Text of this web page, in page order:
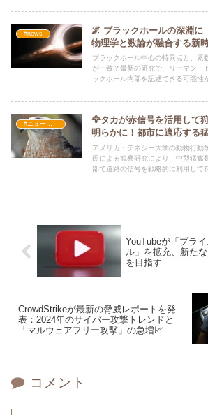
#news
🌌 ブラックホールの深淵に
物理学と数論が融合する新
ブラックホール中心の特異点と、素
が一致？最新の研究で、リーマン・
ックホール内部を記述できる可能性
🦅タカが赤信号を活用して
明らかに！都市に適応する
アメリカ・テネシー大学の動物行動
氏による観察研究により、中型猛禽
部で道路の信号を戦略的に利用して
YouTubeが「プラ
ル」を拡充、新た
を目指す
CrowdStrikeが最新の脅威レポートを発
表：2024年のサイバー攻撃トレンドと
「マルウェアフリー攻撃」の急増📈
コメント